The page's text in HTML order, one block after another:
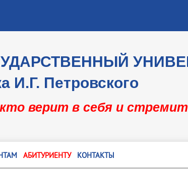
И.Г. Петровского
верит в себя и
АБИТУРИЕНТУ КОНТАКТЫ